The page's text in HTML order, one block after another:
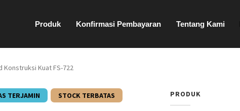
Produk Konfirmasi Pembayaran Tentang Kami
Konstruksi Kuat FS-722
PRODUK
TERJAMIN STOCK TERBATAS